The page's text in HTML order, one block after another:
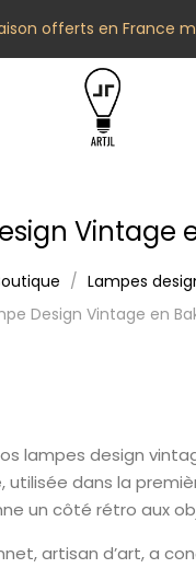
offerts en France
Vintage
Lampes
Design Vintage en
lampes design
dans la
un côté rétro aux
artisan d’art, a